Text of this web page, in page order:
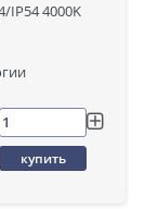
IP54 4000K
купить